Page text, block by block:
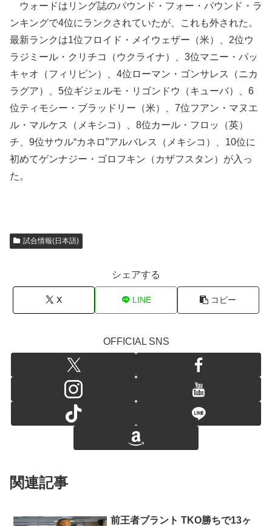
ウォードはリング誌のパウンド・フォー・パウンド・ラ
ンキングで4位にランクされていたが、これも外された。
最新ランクは1位フロイド・メイウェザー（米）、2位ウ
ラジミール・クリチコ（ウクライナ）、3位マニー・パッ
キャオ（フィリピン）、4位ローマン・ゴンサレス（ニカ
ラグア）、5位ギジェルモ・リゴンドウ（キューバ）、6
位ティモシー・ブラッドリー（米）、7位フアン・マヌエ
ル・マルケス（メキシコ）、8位カール・フロッ（英）
チ、9位サウル“カネロ”アルバレス（メキシコ）、10位に
初めてゲンナジー・ゴロフキン（カザフスタン）が入っ
た。
試合情報(日本語)
シェアする
X LINE コピー
OFFICIAL SNS
関連記事
前王者ブラント TKO勝ちで13ヶ